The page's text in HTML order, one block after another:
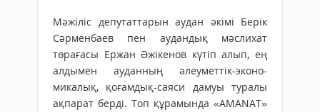
Мәжіліс депутаттарын аудан әкімі Берік
Сәрменбаев пен ау­дан­дық мәслихат
төрағасы Ержан Әжікенов күтіп алып, ең
алдымен ауданның әлеуметтік-эконо­
микалық, қоғамдық-саяси дамуы туралы
ақпарат берді. Топ құ­ра­мында «AMANAT»